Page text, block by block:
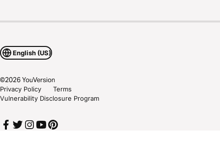
English (US)
©2026YouVersion
Privacy Policy
Terms
Vulnerability Disclosure Program